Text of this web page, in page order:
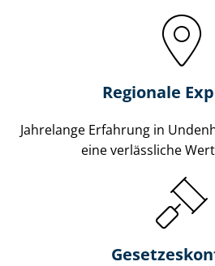
Regionale
Jahrelange Erfahrung in
eine verlässliche